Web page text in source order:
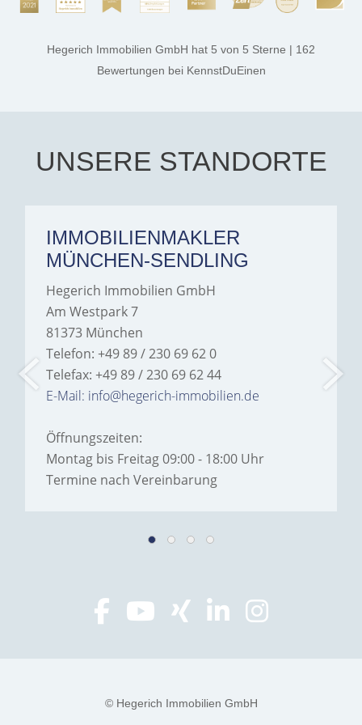
process smooth,
thanks, and a huge part of
the credit goes to Amelie
Jamrowâ€”she was
exceptionally professional,
Hegerich Immobilien to
anyone looking for a home.
Hegerich Immobilien GmbH hat 5 von 5 Sterne | 162
Bewertungen bei KennstDuEinen
UNSERE STANDORTE
IMMOBILIENMAKLER
MÜNCHEN-SENDLING
Hegerich Immobilien GmbH
Am Westpark 7
81373 München
Telefon: +49 89 / 230 69 62 0
Telefax: +49 89 / 230 69 62 44
E-Mail: info@hegerich-immobilien.de
Öffnungszeiten:
Montag bis Freitag 09:00 - 18:00 Uhr
Termine nach Vereinbarung
© Hegerich Immobilien GmbH